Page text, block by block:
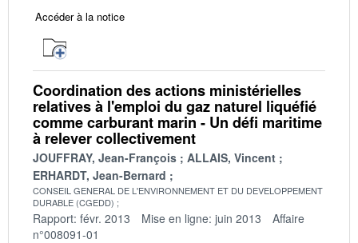
Accéder à la notice
Coordination des actions ministérielles
relatives à l'emploi du gaz naturel liquéfié
comme carburant marin - Un défi maritime
à relever collectivement
JOUFFRAY, Jean-François
ALLAIS, Vincent
ERHARDT, Jean-Bernard
CONSEIL GENERAL DE L'ENVIRONNEMENT ET DU DEVELOPPEMENT
DURABLE (CGEDD)
Rapport: févr. 2013 Mise en ligne: juin 2013
Affaire
n°008091-01